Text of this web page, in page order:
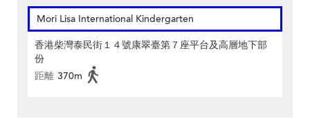
Mori Lisa International Kindergarten
香港柴灣泰民街１４號康翠臺第７座平台及高層地下部
份
距離 370m